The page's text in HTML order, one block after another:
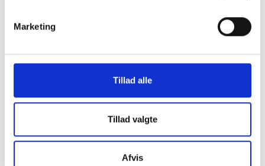
Marketing
Tillad alle
Tillad valgte
Afvis